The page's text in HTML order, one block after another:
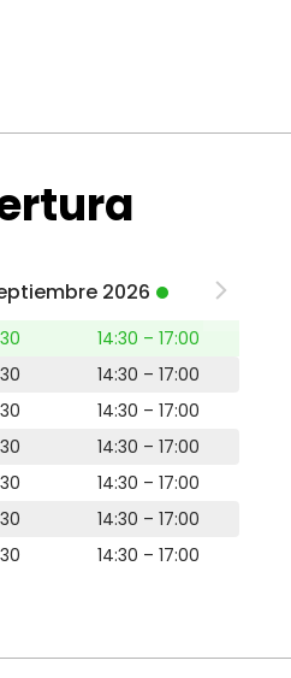
2026
14:30 – 17:00
14:30 – 17:00
14:30 – 17:00
14:30 – 17:00
14:30 – 17:00
14:30 – 17:00
14:30 – 17:00